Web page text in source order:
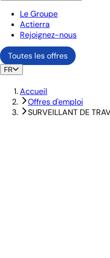
Le Groupe
Actierra
Rejoignez-nous
Toutes les offres
FR
Accueil
Offres d'emploi
SURVEILLANT DE